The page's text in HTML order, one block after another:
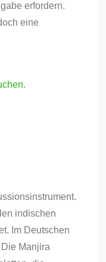
erfordern.
eine
indischen
Im Deutschen
Manjira